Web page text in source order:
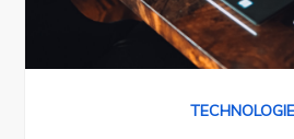
TECHNOLOGIE